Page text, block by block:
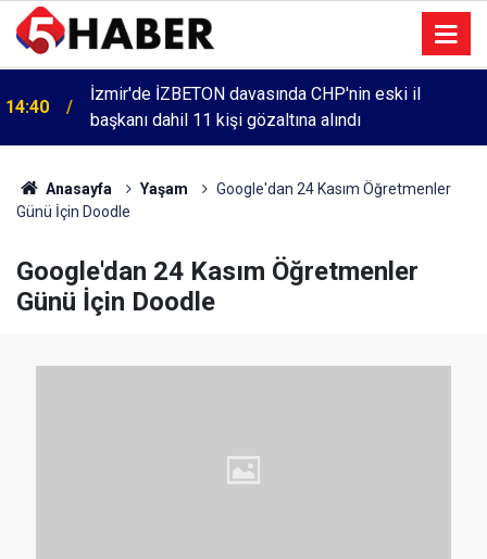
14:40
İzmir'de İZBETON davasında CHP'nin eski il
başkanı dahil 11 kişi gözaltına alındı
Anasayfa Yaşam
Google'dan 24 Kasım Öğretmenler
Günü İçin Doodle
Google'dan 24 Kasım Öğretmenler
Günü İçin Doodle